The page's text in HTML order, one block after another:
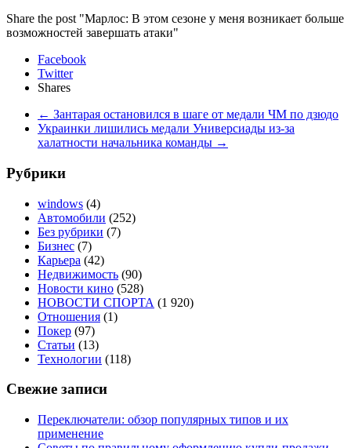
Share the post "Марлос: В этом сезоне у меня возникает больше
возможностей завершать атаки"
Facebook
Twitter
Shares
← Зантарая остановился в шаге от медали ЧМ по дзюдо
Украинки лишились медали Универсиады из-за
халатности начальника команды →
Рубрики
windows (4)
Автомобили (252)
Без рубрики (7)
Бизнес (7)
Карьера (42)
Недвижимость (90)
Новости кино (528)
НОВОСТИ СПОРТА (1 920)
Отношения (1)
Покер (97)
Статьи (13)
Технологии (118)
Свежие записи
Переключатели: обзор популярных типов и их
применение